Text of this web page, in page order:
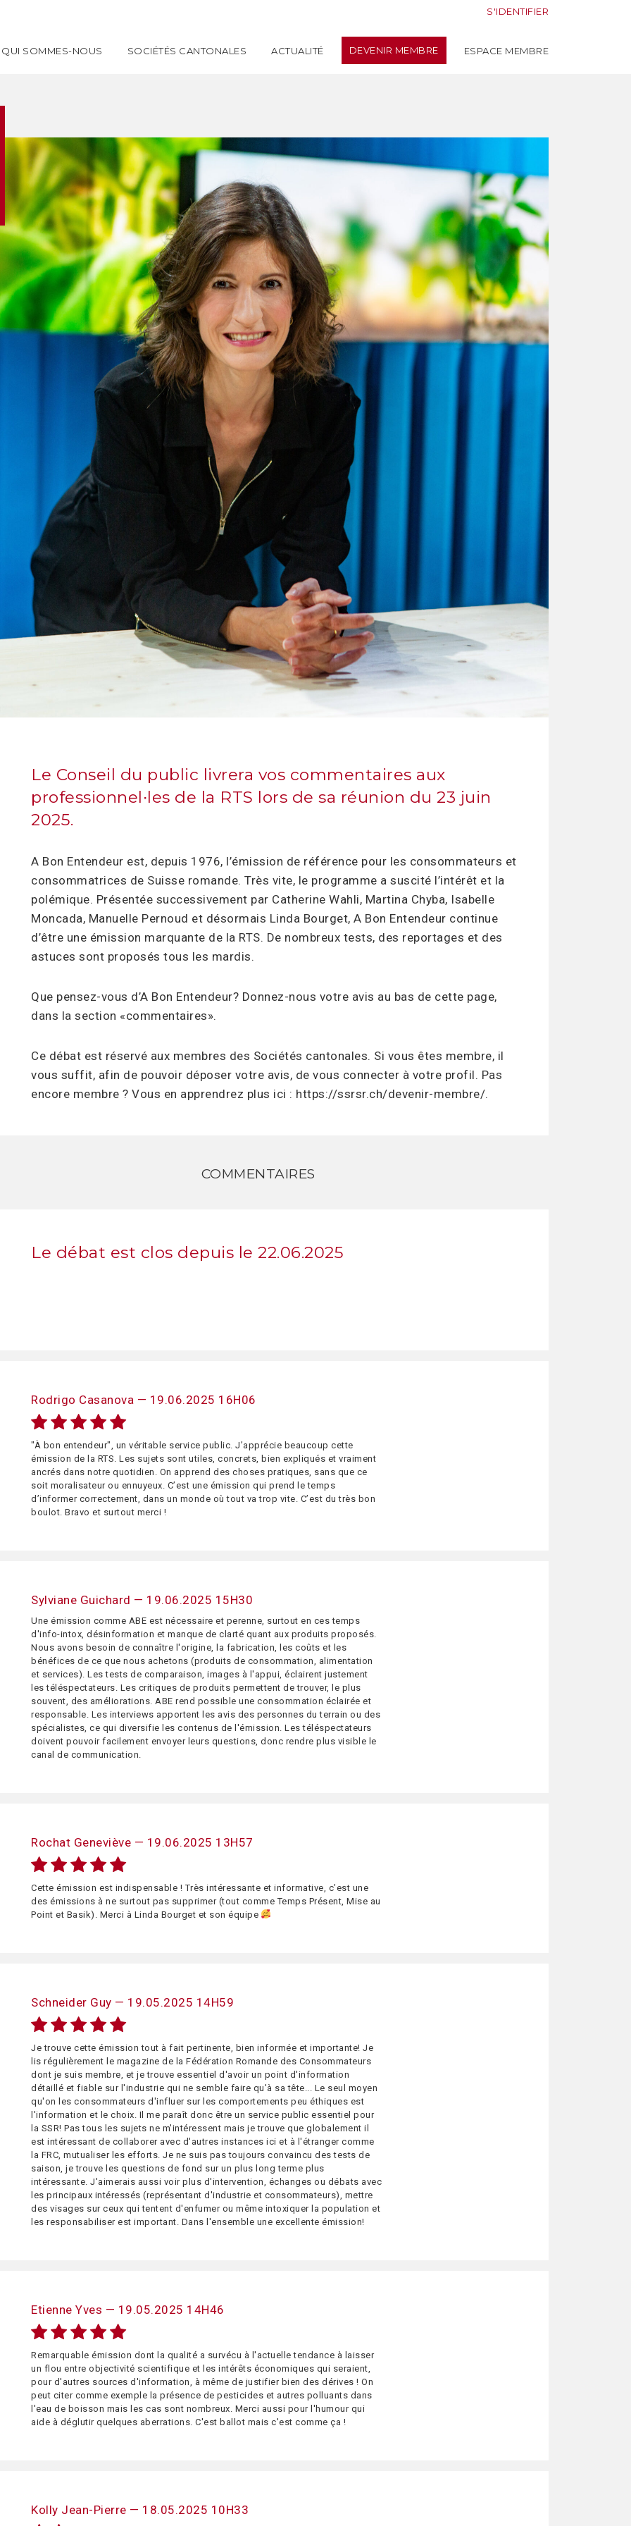
QUI SOMMES-NOUS SOCIÉTÉS CANTONALES ACTUALITÉ DEVENIR MEMBRE ESPACE MEMBRE
S'IDENTIFIER
Le Conseil du public livrera vos commentaires aux
professionnel∙les de la RTS lors de sa réunion du 23 juin
2025.
A Bon Entendeur est, depuis 1976, l’émission de référence pour les consommateurs et
consommatrices de Suisse romande. Très vite, le programme a suscité l’intérêt et la
polémique. Présentée successivement par Catherine Wahli, Martina Chyba, Isabelle
Moncada, Manuelle Pernoud et désormais Linda Bourget, A Bon Entendeur continue
d’être une émission marquante de la RTS. De nombreux tests, des reportages et des
astuces sont proposés tous les mardis.
Que pensez-vous d’A Bon Entendeur? Donnez-nous votre avis au bas de cette page,
dans la section «commentaires».
Ce débat est réservé aux membres des Sociétés cantonales. Si vous êtes membre, il
vous suffit, afin de pouvoir déposer votre avis, de vous connecter à votre profil. Pas
encore membre ? Vous en apprendrez plus ici : https://ssrsr.ch/devenir-membre/.
COMMENTAIRES
Le débat est clos depuis le 22.06.2025
Rodrigo Casanova — 19.06.2025 16H06
"À bon entendeur", un véritable service public. J’apprécie beaucoup cette
émission de la RTS. Les sujets sont utiles, concrets, bien expliqués et vraiment
ancrés dans notre quotidien. On apprend des choses pratiques, sans que ce
soit moralisateur ou ennuyeux. C’est une émission qui prend le temps
d’informer correctement, dans un monde où tout va trop vite. C’est du très bon
boulot. Bravo et surtout merci !
Sylviane Guichard — 19.06.2025 15H30
Une émission comme ABE est nécessaire et perenne, surtout en ces temps
d'info-intox, désinformation et manque de clarté quant aux produits proposés.
Nous avons besoin de connaître l'origine, la fabrication, les coûts et les
bénéfices de ce que nous achetons (produits de consommation, alimentation
et services). Les tests de comparaison, images à l'appui, éclairent justement
les téléspectateurs. Les critiques de produits permettent de trouver, le plus
souvent, des améliorations. ABE rend possible une consommation éclairée et
responsable. Les interviews apportent les avis des personnes du terrain ou des
spécialistes, ce qui diversifie les contenus de l'émission. Les téléspectateurs
doivent pouvoir facilement envoyer leurs questions, donc rendre plus visible le
canal de communication.
Rochat Geneviève — 19.06.2025 13H57
Cette émission est indispensable ! Très intéressante et informative, c’est une
des émissions à ne surtout pas supprimer (tout comme Temps Présent, Mise au
Point et Basik). Merci à Linda Bourget et son équipe
Schneider Guy — 19.05.2025 14H59
Je trouve cette émission tout à fait pertinente, bien informée et importante! Je
lis régulièrement le magazine de la Fédération Romande des Consommateurs
dont je suis membre, et je trouve essentiel d'avoir un point d'information
détaillé et fiable sur l'industrie qui ne semble faire qu'à sa tête... Le seul moyen
qu'on les consommateurs d'influer sur les comportements peu éthiques est
l'information et le choix. Il me paraît donc être un service public essentiel pour
la SSR! Pas tous les sujets ne m'intéressent mais je trouve que globalement il
est intéressant de collaborer avec d'autres instances ici et à l'étranger comme
la FRC, mutualiser les efforts. Je ne suis pas toujours convaincu des tests de
saison, je trouve les questions de fond sur un plus long terme plus
intéressante. J'aimerais aussi voir plus d'intervention, échanges ou débats avec
les principaux intéressés (représentant d'industrie et consommateurs), mettre
des visages sur ceux qui tentent d'enfumer ou même intoxiquer la population et
les responsabiliser est important. Dans l'ensemble une excellente émission!
Etienne Yves — 19.05.2025 14H46
Remarquable émission dont la qualité a survécu à l'actuelle tendance à laisser
un flou entre objectivité scientifique et les intérêts économiques qui seraient,
pour d'autres sources d'information, à même de justifier bien des dérives ! On
peut citer comme exemple la présence de pesticides et autres polluants dans
l'eau de boisson mais les cas sont nombreux. Merci aussi pour l'humour qui
aide à déglutir quelques aberrations. C'est ballot mais c'est comme ça !
Kolly Jean-Pierre — 18.05.2025 10H33